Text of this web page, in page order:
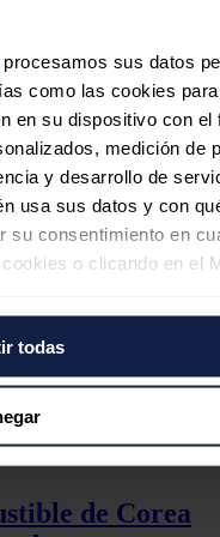
procesamos sus datos
como las cookies para
en su dispositivo con el
medición de
y desarrollo de
usa sus datos y con
su consentimiento en
o clicando en el
su ubicación geográfica
metros
activamente
digitales)
se procesan sus
en lasección de
todas
por octavo mes
de Rusia.
de
90% de su
de Corea